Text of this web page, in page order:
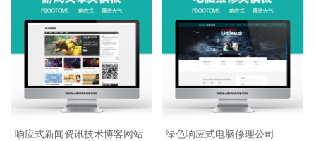
响应式新闻资讯技术博客网站
绿色响应式电脑修理公司